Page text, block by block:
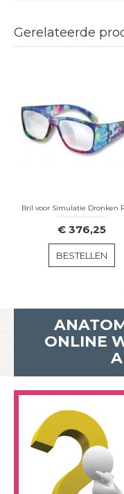
Gerelateerde
Bril voor Simulatie Dronken
€ 376,25
BESTELLEN
ONLINE